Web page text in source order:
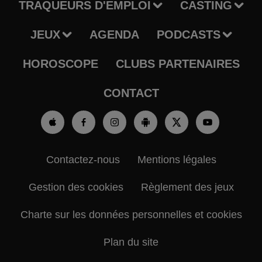
TRAQUEURS D'EMPLOI CASTING
JEUX AGENDA PODCASTS
HOROSCOPE CLUBS PARTENAIRES
CONTACT
Contactez-nous Mentions légales
Gestion des cookies Règlement des jeux
Charte sur les données personnelles et cookies
Plan du site